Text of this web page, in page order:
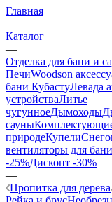
Главная
—
Каталог
—
Отделка для бани и
ПечиWoodson
бани КубастуЛевада
устройстваЛитье
чугунноеДымоходы
сауны
природеКупели
вентиляторы для бани
-25%Дисконт -30%
—
Пропитка для дерева